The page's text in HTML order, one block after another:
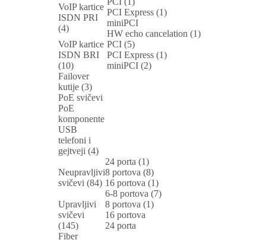
VoIP kartice
ISDN PRI
(4)
PCI Express (1)
miniPCI
HW echo cancelation (1)
VoIP kartice
ISDN BRI
(10)
PCI (5)
PCI Express (1)
miniPCI (2)
Failover
kutije (3)
PoE svičevi
PoE
komponente
USB
telefoni i
gejtveji (4)
Neupravljivi
svičevi (84)
24 porta (1)
8 portova (8)
16 portova (1)
6-8 portova (7)
Upravljivi
svičevi
(145)
8 portova (1)
16 portova
24 porta
Fiber